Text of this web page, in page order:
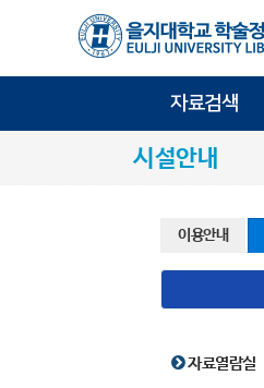
자료검색
시설안내
이용안내
자료열람실